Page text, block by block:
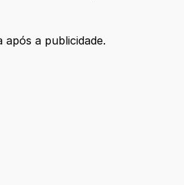
após a publicidade.